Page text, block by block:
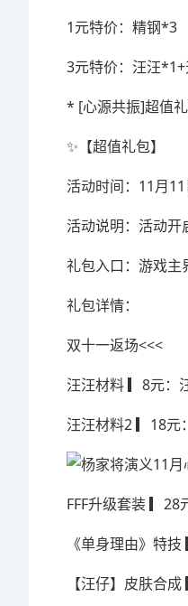
1元特价：精钢*3
3元特价：汪汪
* [心源共振]超值
✨【超值礼包】
活动时间：11月
活动说明：活动开
礼包入口：游戏主
礼包详情：
双十一返场<<<
汪汪材料 ▎8元：
汪汪材料2 ▎18元
FFF升级套装 ▎28
《单身理由》特
【汪仔】皮肤合